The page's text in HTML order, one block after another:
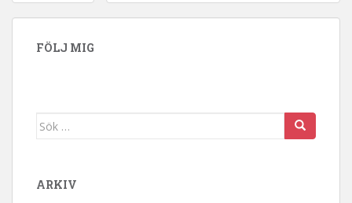
FÖLJ MIG
Sök efter:
ARKIV